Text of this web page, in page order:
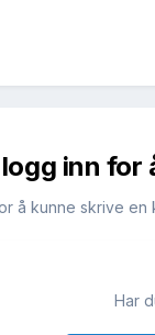
inn for
å kunne skrive en
Har